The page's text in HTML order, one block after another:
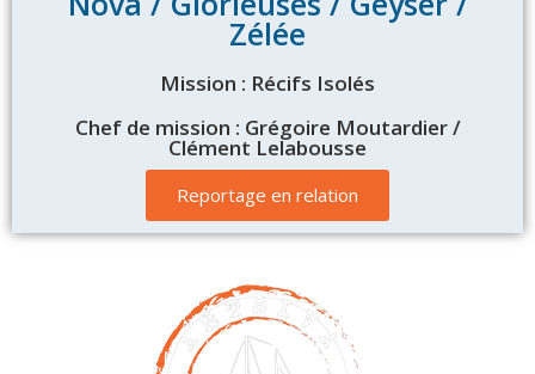
Zélée
Mission : Récifs Isolés
Chef de mission : Grégoire Moutardier /
Clément Lelabousse
Reportage en relation